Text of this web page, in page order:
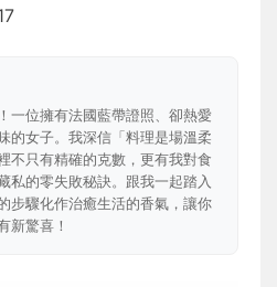
一位擁有法國藍帶證照、卻熱愛
的女子。我深信「料理是場溫柔
不只有精確的克數，更有我對食
私的零失敗秘訣。跟我一起踏入
步驟化作治癒生活的香氣，讓你
新驚喜！